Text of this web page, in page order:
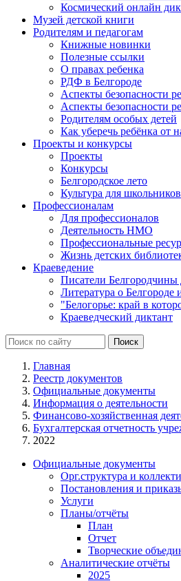
Космический онлайн
Музей детской книги
Родителям и педагогам
Книжные новинки
Полезные ссылки
О правах ребенка
РДФ в Белгороде
Аспекты безопасности
Аспекты безопасности
Родителям особых детей
Как уберечь ребёнка от
Проекты и конкурсы
Проекты
Конкурсы
Белгородское лето
Культура для школьников
Профессионалам
Для профессионалов
Деятельность НМО
Профессиональные
Жизнь детских
Краеведение
Писатели Белгородчины
Литература о Белгороде
"Белогорье: край в
Краеведческий диктант
Главная
Реестр документов
Официальные документы
Информация о деятельности
Финансово-хозяйственная
Бухгалтерская отчетность
2022
Официальные документы
Орг.структура и
Постановления и
Услуги
Планы/отчёты
План
Отчет
Творческие
Аналитические отчёты
2025